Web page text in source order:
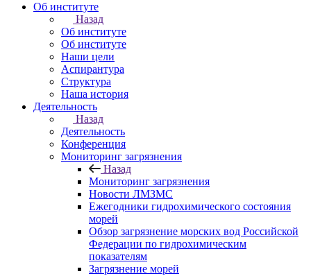
Об институте
Назад
Об институте
Об институте
Наши цели
Аспирантура
Структура
Наша история
Деятельность
Назад
Деятельность
Конференция
Мониторинг загрязнения
Назад
Мониторинг загрязнения
Новости ЛМЗМС
Ежегодники гидрохимического состояния
морей
Обзор загрязнение морских вод Российской
Федерации по гидрохимическим
показателям
Загрязнение морей